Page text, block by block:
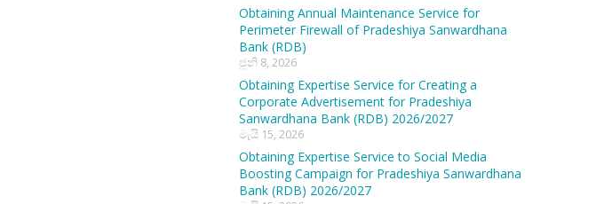
Obtaining Annual Maintenance Service for
Perimeter Firewall of Pradeshiya Sanwardhana
Bank (RDB)
ජූනි 8, 2026
Obtaining Expertise Service for Creating a
Corporate Advertisement for Pradeshiya
Sanwardhana Bank (RDB) 2026/2027
මැයි 15, 2026
Obtaining Expertise Service to Social Media
Boosting Campaign for Pradeshiya Sanwardhana
Bank (RDB) 2026/2027